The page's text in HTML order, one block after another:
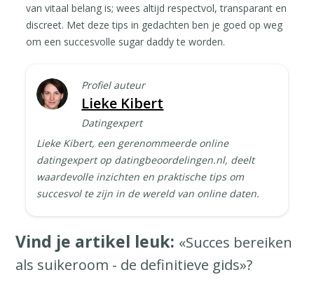
van vitaal belang is; wees altijd respectvol, transparant en
discreet. Met deze tips in gedachten ben je goed op weg
om een succesvolle sugar daddy te worden.
Profiel auteur
Lieke Kibert
Datingexpert
Lieke Kibert, een gerenommeerde online
datingexpert op datingbeoordelingen.nl, deelt
waardevolle inzichten en praktische tips om
succesvol te zijn in de wereld van online daten.
Vind je artikel leuk: «Succes bereiken
als suikeroom - de definitieve gids»?